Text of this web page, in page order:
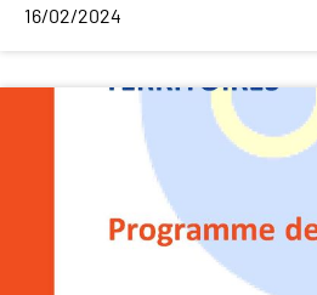
16/02/2024